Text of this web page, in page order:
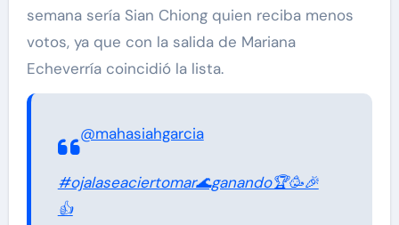
semana sería Sian Chiong quien reciba menos
votos, ya que con la salida de Mariana
Echeverría coincidió la lista.
@mahasiahgarcia
#ojalaseaciertomar🌊ganando🏆🥳🎉
👍